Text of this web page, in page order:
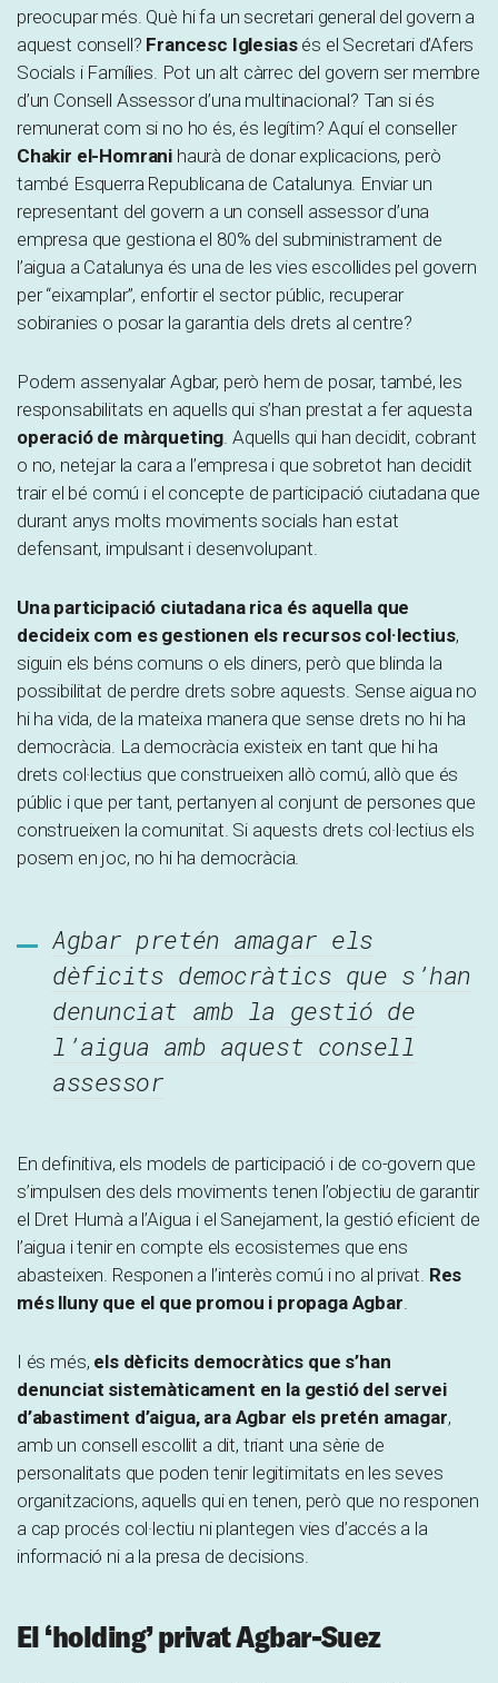
preocupar més. Què hi fa un secretari general del govern a
aquest consell? Francesc Iglesiasés el Secretari d’Afers
Socials i Famílies. Pot un alt càrrec del govern ser membre
d’un Consell Assessor d’una multinacional? Tan si és
remunerat com si no ho és, és legítim? Aquí el conseller
Chakir el-Homrani haurà de donar explicacions, però
també Esquerra Republicana de Catalunya. Enviar un
representant del govern a un consell assessor d’una
empresa que gestiona el 80% del subministrament de
l’aigua a Catalunya és una de les vies escollides pel govern
per “eixamplar”, enfortir el sector públic, recuperar
sobiranies o posar la garantia dels drets al centre?
Podem assenyalar Agbar, però hem de posar, també, les
responsabilitats en aquells qui s’han prestat a fer aquesta
operació de màrqueting . Aquells qui han decidit, cobrant
o no, netejar la cara a l’empresa i que sobretot han decidit
trair el bé comú i el concepte de participació ciutadana que
durant anys molts moviments socials han estat
defensant, impulsant i desenvolupant.
Una participació ciutadana rica és aquella que
decideix com es gestionen els recursos col·lectius,
siguin els béns comuns o els diners, però que blinda la
possibilitat de perdre drets sobre aquests. Sense aigua no
hi ha vida, de la mateixa manera que sense drets no hi ha
democràcia. La democràcia existeix en tant que hi ha
drets col·lectius que construeixen allò comú, allò que és
públic i que per tant, pertanyen al conjunt de persones que
construeixen la comunitat. Si aquests drets col·lectius els
posem en joc, no hi ha democràcia.
Agbar pretén amagar els
dèficits democràtics que s’han
denunciat amb la gestió de
l’aigua amb aquest consell
assessor
En definitiva, els models de participació i de co-govern que
s’impulsen des dels moviments tenen l’objectiu de garantir
el Dret Humà a l’Aigua i el Sanejament, la gestió eficient de
l’aigua i tenir en compte els ecosistemes que ens
abasteixen. Responen a l’interès comú i no al privat. Res
més lluny que el que promou i propaga Agbar
I és més, els dèficits democràtics que s’han
denunciat sistemàticament en la gestió del servei
d’abastiment d’aigua, ara Agbar els pretén amagar,
amb un consell escollit a dit, triant una sèrie de
personalitats que poden tenir legitimitats en les seves
organitzacions, aquells qui en tenen, però que no responen
a cap procés col·lectiu ni plantegen vies d’accés a la
informació ni a la presa de decisions.
El ‘holding’ privat Agbar-Suez